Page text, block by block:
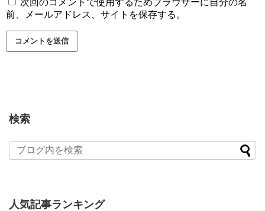
前、メールアドレス、サイトを保存する。
検索
人気記事ランキング